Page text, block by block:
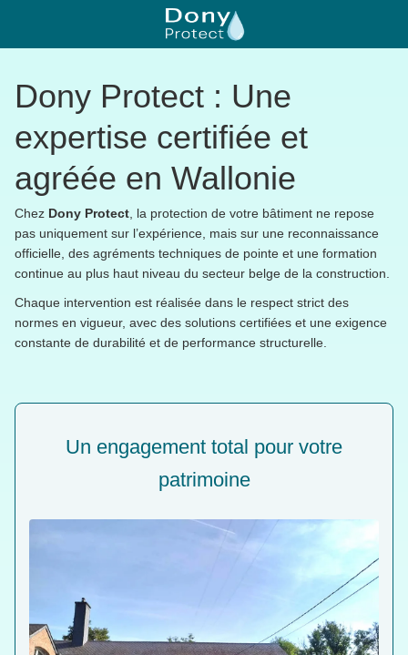
Dony Protect : Une
expertise certifiée et
agréée en Wallonie
Chez Dony Protect , la protection de votre bâtiment ne repose
pas uniquement sur l’expérience, mais sur une reconnaissance
officielle, des agréments techniques de pointe et une formation
continue au plus haut niveau du secteur belge de la construction.
Chaque intervention est réalisée dans le respect strict des
normes en vigueur, avec des solutions certifiées et une exigence
constante de durabilité et de performance structurelle.
Un engagement total pour votre
patrimoine